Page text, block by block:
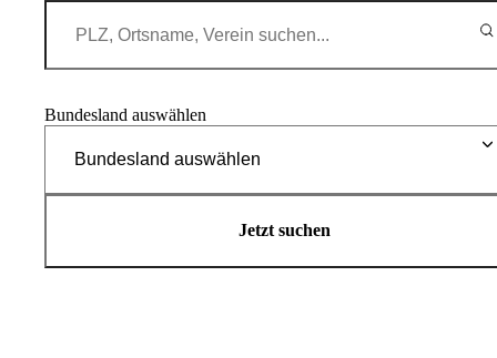
Bundesland auswählen